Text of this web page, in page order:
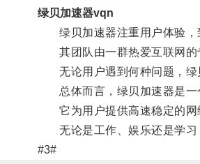
绿贝加速器vqn
绿贝加速器注重用户体验，
其团队由一群热爱互联网的
无论用户遇到何种问题，绿
总体而言，绿贝加速器是一
它为用户提供高速稳定的网
无论是工作、娱乐还是学习
#3#